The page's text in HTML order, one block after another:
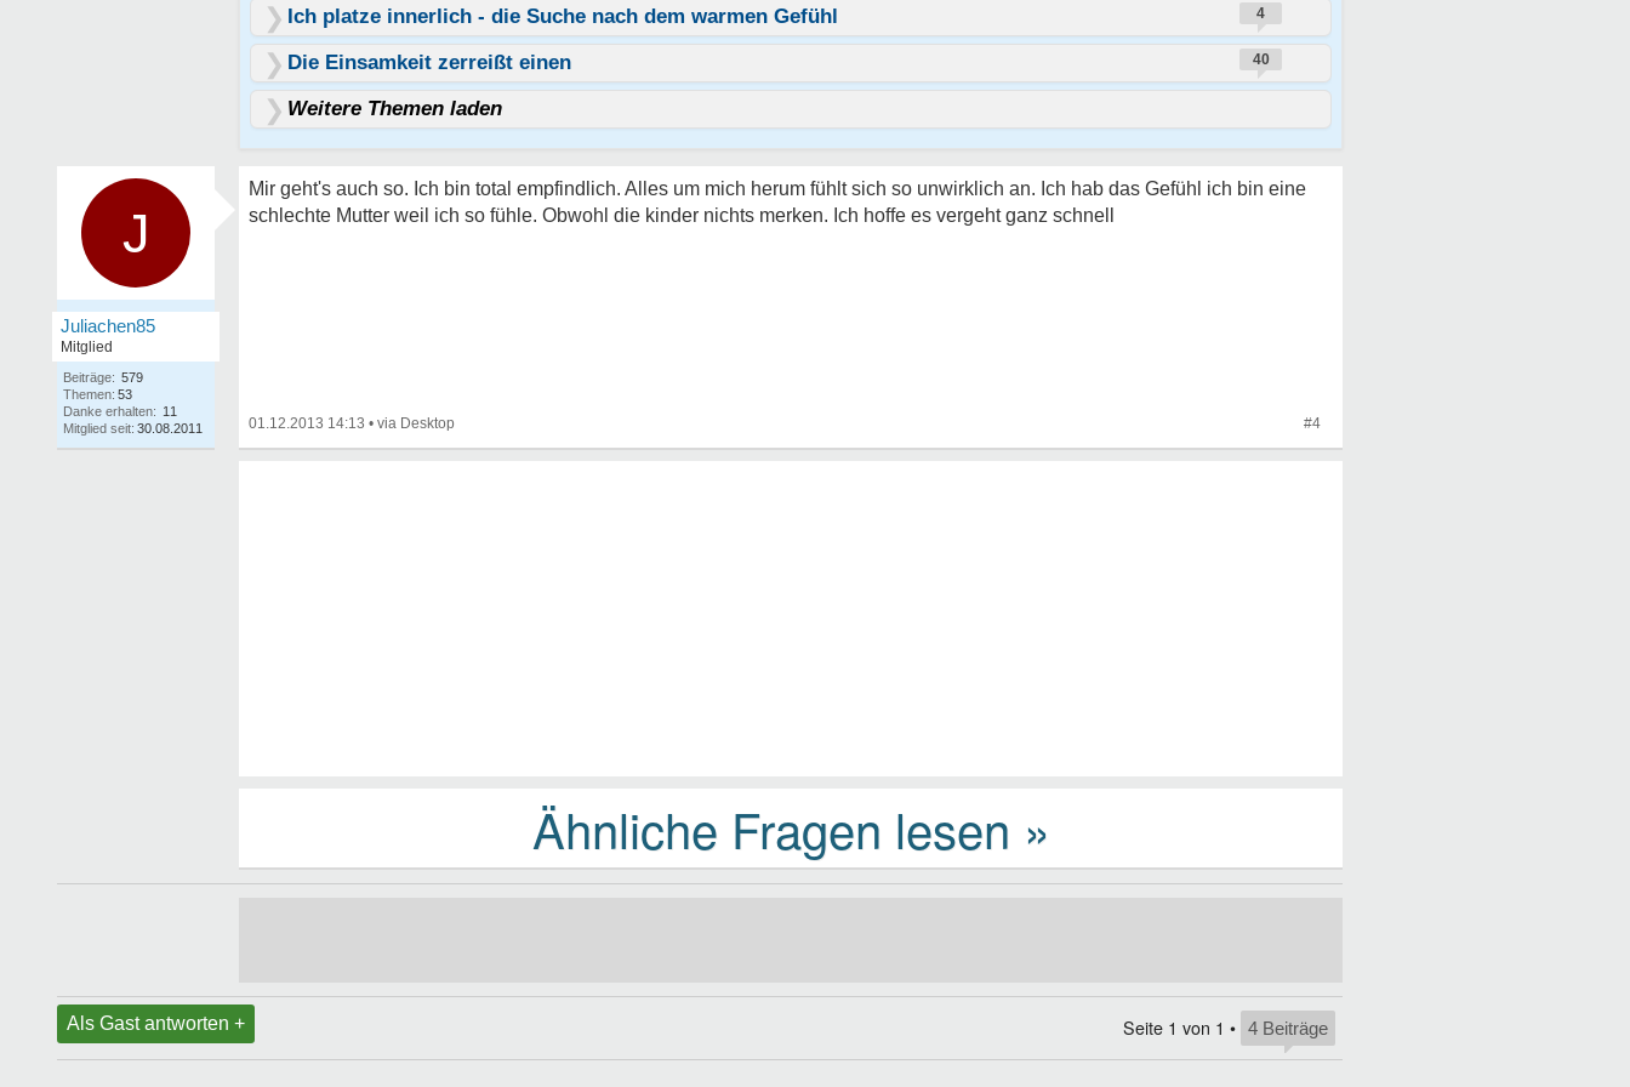
Ich platze innerlich - die Suche nach dem warmen Gefühl 4
Die Einsamkeit zerreißt einen 40
Weitere Themen laden
J
Juliachen85
Mitglied
Beiträge: 579
Themen: 53
Danke erhalten: 11
Mitglied seit: 30.08.2011
Mir geht's auch so. Ich bin total empfindlich. Alles um mich herum fühlt sich so unwirklich an. Ich hab das Gefühl ich bin eine
schlechte Mutter weil ich so fühle. Obwohl die kinder nichts merken. Ich hoffe es vergeht ganz schnell
01.12.2013 14:13 • #4
Als Gast antworten + Seite 1 von 1 • 4 Beiträge